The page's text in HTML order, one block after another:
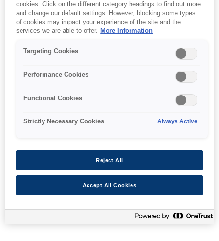
MICR accuracy
Dual-pocket sorting
Find support
3-in-1 device
Scan, endorse and print receipts
cookies. Click on the different category headings to find out more
and change our default settings. However, blocking some types
of cookies may impact your experience of the site and the
services we are able to offer.
More Information
Targeting Cookies
Performance Cookies
Functional Cookies
Strictly Necessary Cookies Always Active
Reject All
Accept All Cookies